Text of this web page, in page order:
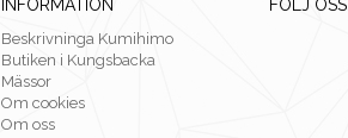
INFORMATION
Beskrivninga Kumihimo
Butiken i Kungsbacka
Mässor
Om cookies
Om oss
FÖLJ OSS